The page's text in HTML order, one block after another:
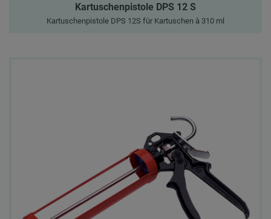
Kartuschenpistole DPS 12 S
Kartuschenpistole DPS 12S für Kartuschen à 310 ml